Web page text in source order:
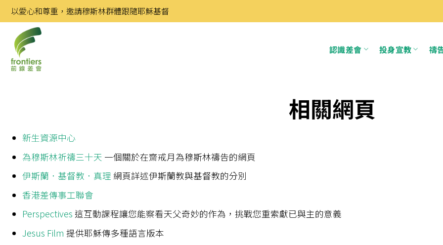
Skip
to
content
以愛心和尊重，邀請穆斯林群體跟隨耶穌基督
認識差會 投身宣教 禱
相關網頁
新生資源中心
為穆斯林祈禱三十天 一個關於在齋戒月為穆斯林禱告的網頁
伊斯蘭．基督教．真理 網頁詳述伊斯蘭教與基督教的分別
香港差傳事工聯會
Perspectives 這互動課程讓您能察看天父奇妙的作為，挑戰您重索獻已與主的意義
Jesus Film 提供耶穌傳多種語言版本